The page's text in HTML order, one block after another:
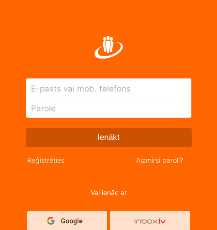
E-pasts vai mob. telefons
Parole
Ienākt
Reģistrēties Aizmirsi paroli?
Vai ienāc ar